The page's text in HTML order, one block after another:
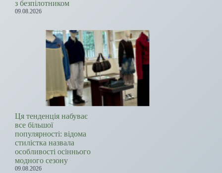
з безпілотником
09.08.2026
Ця тенденція набуває
все більшої
популярності: відома
стилістка назвала
особливості осіннього
модного сезону
09.08.2026